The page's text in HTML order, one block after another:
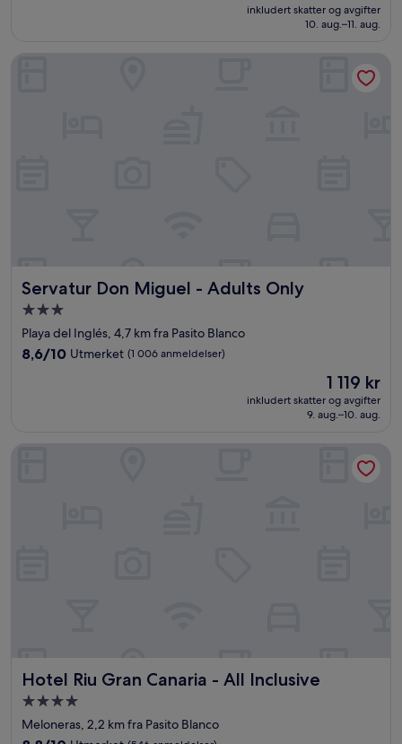
2 855 kr
inkludert skatter og avgifter
10. aug.–11. aug.
Servatur Don Miguel - Adults Only
Servatur Don Miguel - Adults Only
Overnattingssted
med
3.0
Playa del Inglés, 4,7 km fra Pasito Blanco
8.6
8,6/10 Utmerket (1 006 anmeldelser)
Prisen
er
1 119 kr
1 119 kr
inkludert skatter og avgifter
9. aug.–10. aug.
Servatur Don Miguel - Adults Only
Hotel Riu Gran Canaria - All Inclusive
Hotel Riu Gran Canaria - All Inclusive
Overnattingssted
med
4.0
Meloneras, 2,2 km fra Pasito Blanco